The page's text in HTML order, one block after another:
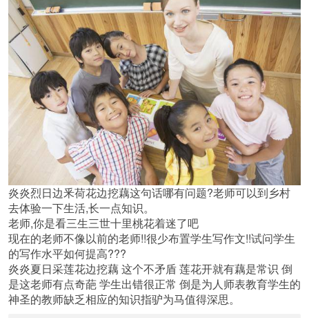
炎炎烈日边釆荷花边挖藕这句话哪有问题?老师可以到乡村
去体验一下生活,长一点知识。
老师,你是看三生三世十里桃花着迷了吧
现在的老师不像以前的老师!!很少布置学生写作文!!试问学生
的写作水平如何提高???
炎炎夏日采莲花边挖藕 这个不矛盾 莲花开就有藕是常识 倒
是这老师有点奇葩 学生出错很正常 倒是为人师表教育学生的
神圣的教师缺乏相应的知识指驴为马值得深思。